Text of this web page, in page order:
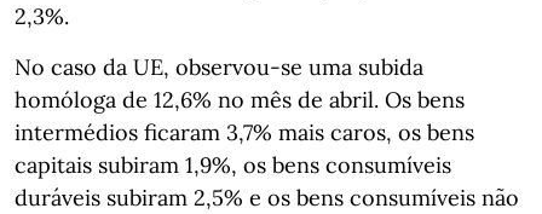
2,3%.
No caso da UE, observou-se uma subida
homóloga de 12,6% no mês de abril. Os bens
intermédios ficaram 3,7% mais caros, os bens
capitais subiram 1,9%, os bens consumíveis
duráveis subiram 2,5% e os bens consumíveis não